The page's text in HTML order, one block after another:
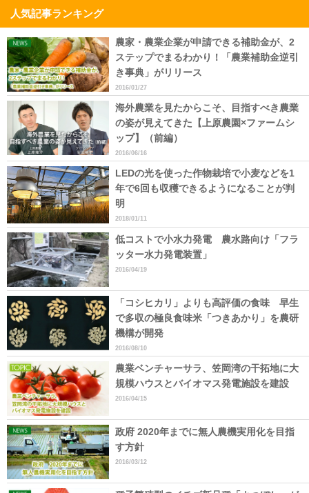
人気記事ランキング
農家・農業企業が申請できる補助金が、2
ステップでまるわかり！「農業補助金逆引
き事典」がリリース
2016/01/27
海外農業を見たからこそ、目指すべき農業
の姿が見えてきた【上原農園×ファームシ
ップ】（前編）
2016/06/16
LEDの光を使った作物栽培で小麦などを1
年で6回も収穫できるようになることが判
明
2018/01/11
低コストで小水力発電 農水路向け「フラ
ッター水力発電装置」
2016/04/19
「コシヒカリ」よりも高評価の食味 早生
で多収の極良食味米「つきあかり」を農研
機構が開発
2016/08/10
農業ベンチャーサラ、笠岡湾の干拓地に大
規模ハウスとバイオマス発電施設を建設
2016/04/15
政府 2020年までに無人農機実用化を目指
す方針
2016/03/12